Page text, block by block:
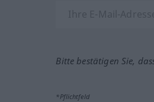
Bitte bestätigen Sie,
*Pflichtfeld